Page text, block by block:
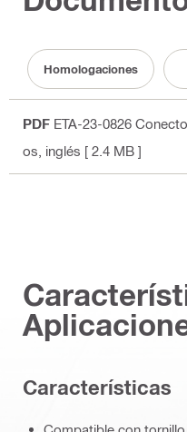
Homologaciones
PDF ETA-23-0826
os , inglés [ 2.4 MB ]
Caracterí­sticas